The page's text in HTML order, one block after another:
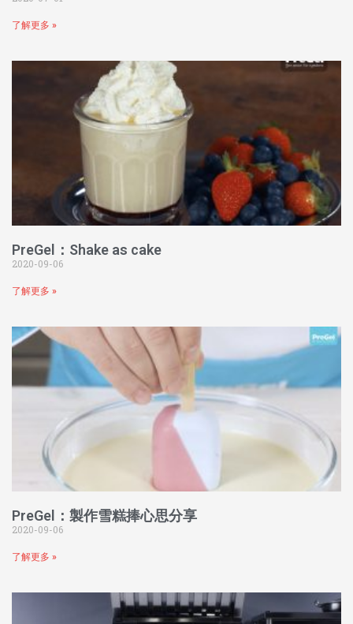
了解更多 »
PreGel：Shake as cake
2020-09-06
了解更多 »
PreGel：製作雪糕捧心思分享
2020-09-06
了解更多 »